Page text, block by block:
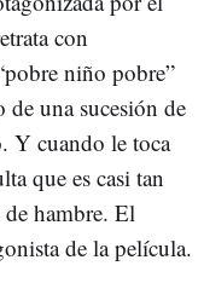
con
niño pobre”
de una sucesión de
Y cuando le toca
que es casi tan
hambre. El
de la película.